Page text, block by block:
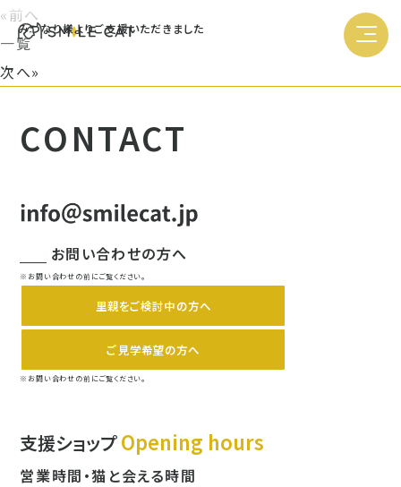
みつなり様よりご支援いただきました
«前へ
一覧
次へ»
CONTACT
お問い合わせの方へ
※お問い合わせの前にご覧ください。
里親をご検討中の方へ
ご見学希望の方へ
※お問い合わせの前にご覧ください。
支援ショップOpening hours
営業時間・猫と会える時間